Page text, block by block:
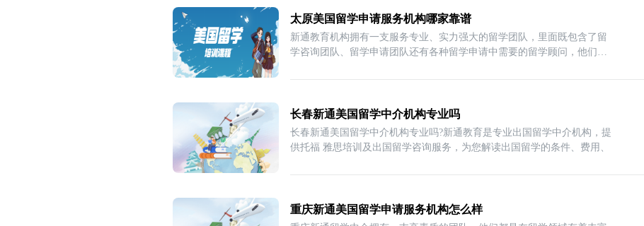
太原美国留学申请服务机构哪家靠谱
新通教育机构拥有一支服务专业、实力强大的留学团队，里面既包含了留
学咨询团队、留学申请团队还有各种留学申请中需要的留学顾问，他们对
长春新通美国留学中介机构专业吗
长春新通美国留学中介机构专业吗?新通教育是专业出国留学中介机构，提
供托福 雅思培训及出国留学咨询服务，为您解读出国留学的条件、费用、
重庆新通美国留学申请服务机构怎么样